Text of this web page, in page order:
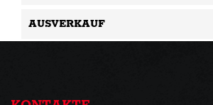
AUSVERKAUF